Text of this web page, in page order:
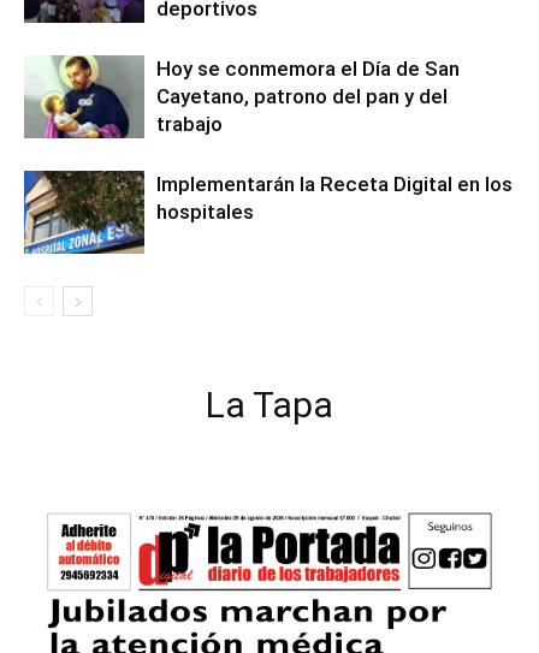
deportivos
Hoy se conmemora el Día de San
Cayetano, patrono del pan y del
trabajo
Implementarán la Receta Digital en los
hospitales
La Tapa